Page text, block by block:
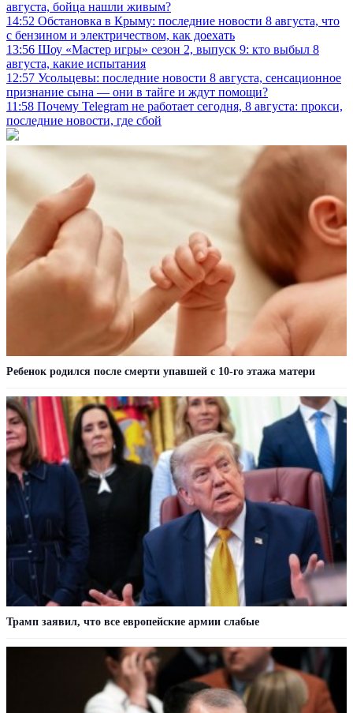
августа, бойца нашли живым?
14:52 Обстановка в Крыму: последние новости 8 августа, что
с бензином и электричеством, как доехать
13:56 Шоу «Мастер игры» сезон 2, выпуск 9: кто выбыл 8
августа, какие испытания
12:57 Усольцевы: последние новости 8 августа, сенсационное
признание сына — они в тайге и ждут помощи?
11:58 Почему Telegram не работает сегодня, 8 августа: прокси,
последние новости, где сбой
Ребенок родился после смерти упавшей с 10-го этажа матери
Трамп заявил, что все европейские армии слабые